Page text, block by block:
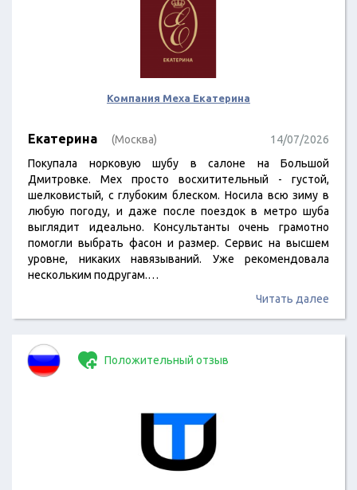
Компания Меха Екатерина
Екатерина (Москва)
14/07/2026
Покупала норковую шубу в салоне на Большой
Дмитровке. Мех просто восхитительный - густой,
шелковистый, с глубоким блеском. Носила всю зиму в
любую погоду, и даже после поездок в метро шуба
выглядит идеально. Консультанты очень грамотно
помогли выбрать фасон и размер. Сервис на высшем
уровне, никаких навязываний. Уже рекомендовала
нескольким подругам.…
Читать далее
Положительный отзыв